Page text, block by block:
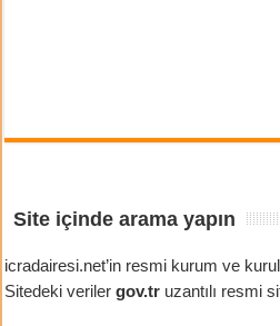
Site içinde arama yapın
icradairesi.net’in resmi kurum ve
Sitedeki verilergov.tr uzantılı resmi